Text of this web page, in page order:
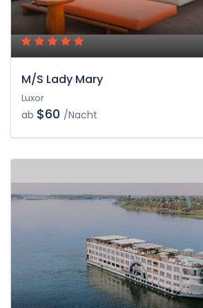
M/S Lady Mary
Luxor
ab $60 /Nacht